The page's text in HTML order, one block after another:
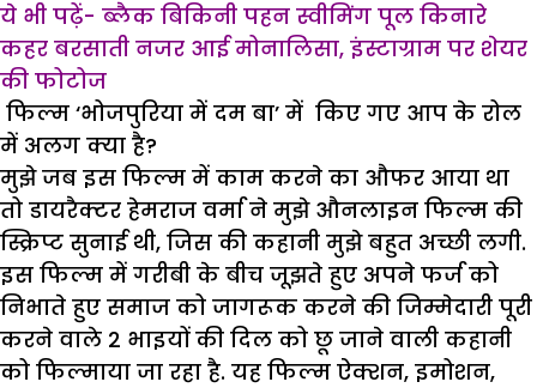
ये भी पढ़ें- ब्लैक बिकिनी पहन स्वीमिंग पूल किनारे
कहर बरसाती नजर आई मोनालिसा, इंस्टाग्राम पर शेयर
की फोटोज
फिल्म ‘भोजपुरिया में दम बा’ में किए गए आप के रोल
में अलग क्या है?
मुझे जब इस फिल्म में काम करने का औफर आया था
तो डायरैक्टर हेमराज वर्मा ने मुझे औनलाइन फिल्म की
स्क्रिप्ट सुनाई थी, जिस की कहानी मुझे बहुत अच्छी लगी.
इस फिल्म में गरीबी के बीच जूझते हुए अपने फर्ज को
निभाते हुए समाज को जागरूक करने की जिम्मेदारी पूरी
करने वाले 2 भाइयों की दिल को छू जाने वाली कहानी
को फिल्माया जा रहा है. यह फिल्म ऐक्शन, इमोशन,